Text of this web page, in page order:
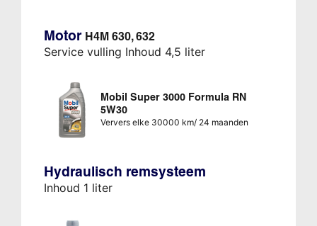
Motor H4M 630, 632
Service vulling Inhoud 4,5 liter
Mobil Super 3000 Formula RN
5W30
Ververs elke 30000 km/ 24 maanden
Hydraulisch remsysteem
Inhoud 1 liter